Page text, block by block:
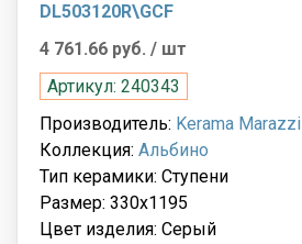
DL503120R\GCF
4 761.66 руб. / шт
Артикул: 240343
Производитель: Kerama Marazzi
Коллекция: Альбино
Тип керамики: Ступени
Размер: 330x1195
Цвет изделия: Серый